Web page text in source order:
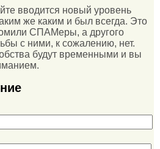
вводится новый уровень
же каким и был всегда. Это
СПАМеры, а другого
с ними, к сожалению, нет.
будут временными и вы